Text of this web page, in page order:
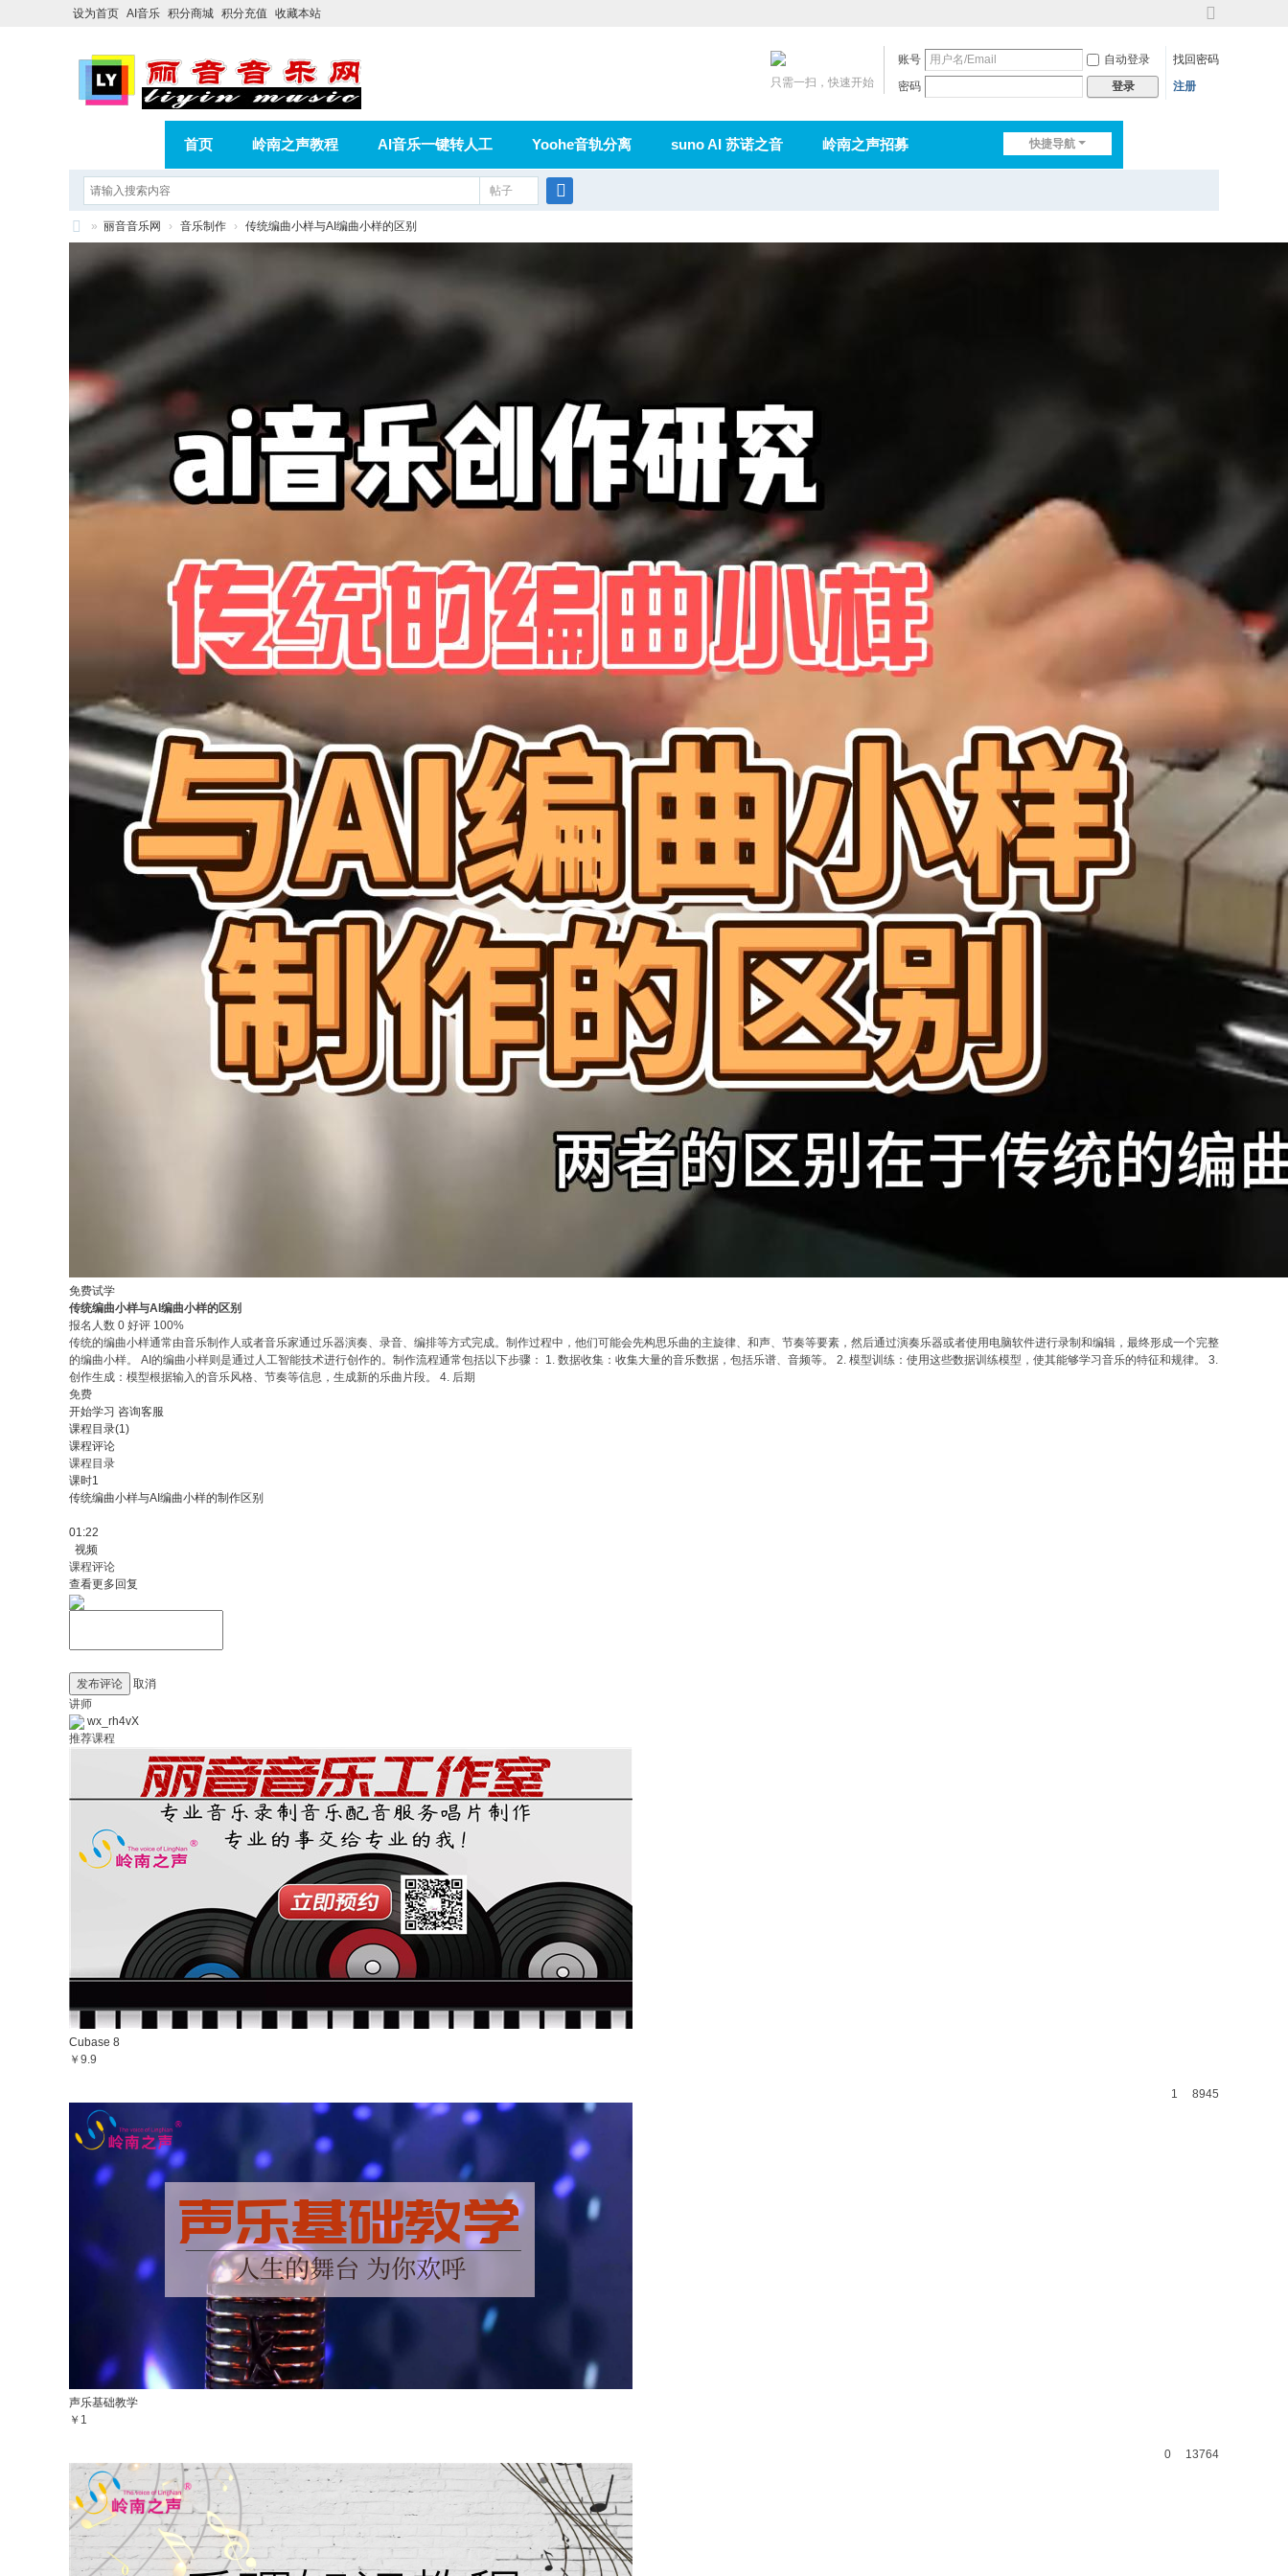
设为首页 AI音乐 积分商城 积分充值 收藏本站
到
账号 自动登录
找回密码
密码
登录 注册
只需一扫，快速开始
快捷导航
首页 岭南之声教程 AI音乐一键转人工 Yoohe音轨分离 suno AI 苏诺之音 岭南之声招募
在线论坛
相册 分享 记录
帖子
索
» 丽音音乐网 › 音乐制作 › 传统编曲小样与AI编曲小样的区别
免费试学
传统编曲小样与AI编曲小样的区别
报名人数 0 好评 100%
传统的编曲小样通常由音乐制作人或者音乐家通过乐器演奏、录音、编排等方式完成。制作过程中，他们可能会先构思乐曲的主旋律、和声、节奏等要素，然后通过演奏乐器或者使用电脑软件进行录制和编辑，最终形成一个完整
的编曲小样。 AI的编曲小样则是通过人工智能技术进行创作的。制作流程通常包括以下步骤： 1. 数据收集：收集大量的音乐数据，包括乐谱、音频等。 2. 模型训练：使用这些数据训练模型，使其能够学习音乐的特征和规律。 3.
创作生成：模型根据输入的音乐风格、节奏等信息，生成新的乐曲片段。 4. 后期
免费
开始学习 咨询客服
课程目录(1)
课程评论
课程目录
课时1
传统编曲小样与AI编曲小样的制作区别
01:22
视频
课程评论
查看更多回复
发布评论
取消
讲师
wx_rh4vX
推荐课程
Cubase 8
￥9.9
1 8945
声乐基础教学
￥1
0 13764